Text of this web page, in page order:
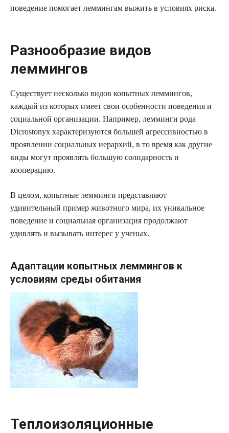
поведение помогает леммингам выжить в условиях риска.
Разнообразие видов
леммингов
Существует несколько видов копытных леммингов,
каждый из которых имеет свои особенности поведения и
социальной организации. Например, лемминги рода
Dicrostonyx характеризуются большей агрессивностью в
проявлении социальных иерархий, в то время как другие
виды могут проявлять большую солидарность и
кооперацию.
В целом, копытные лемминги представляют
удивительный пример животного мира, их уникальное
поведение и социальная организация продолжают
удивлять и вызывать интерес у ученых.
Адаптации копытных леммингов к
условиям среды обитания
Теплоизоляционные